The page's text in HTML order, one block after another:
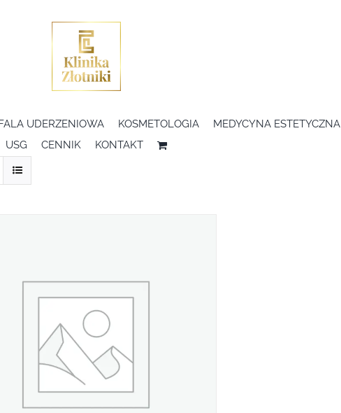
UDERZENIOWA KOSMETOLOGIA MEDYCYNA ESTETYCZNA
USG
CENNIK KONTAKT